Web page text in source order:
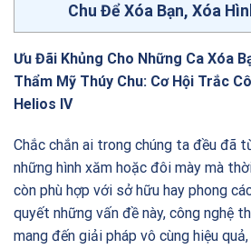
Chu Để Xóa Bạn, Xóa
Ưu Đãi Khủng Cho Những Ca Xóa
Thẩm Mỹ Thúy Chu: Cơ Hội Trắc
Helios IV
Chắc chắn ai trong chúng ta đều đã
những hình xăm hoặc đôi mày mà
còn phù hợp với sở hữu hay phong
quyết những vấn đề này, công nghệ
mang đến giải pháp vô cùng hiệu